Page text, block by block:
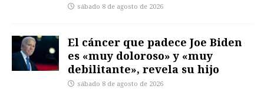
sábado 8 de agosto de 2026
El cáncer que padece Joe Biden
es «muy doloroso» y «muy
debilitante», revela su hijo
sábado 8 de agosto de 2026